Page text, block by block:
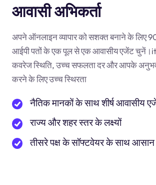
आवासी अभिकर्ता
अपने ऑनलाइन व्यापार को सशक्त बनाने के लिए
आईपी पतों के एक पूल से एक आवासीय एजेंट चुनें।it
कवरेज स्थिति, उच्च सफलता दर और आपके
करने के लिए उच्च स्थिरता
नैतिक मानकों के साथ शीर्ष आवासीय
राज्य और शहर स्तर के लक्ष्यों
तीसरे पक्ष के सॉफ्टवेयर के साथ